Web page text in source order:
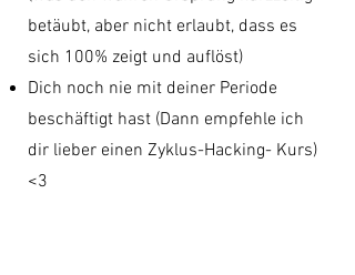
betäubt, aber nicht erlaubt, dass es
sich 100% zeigt und auflöst)
Dich noch nie mit deiner Periode
beschäftigt hast (Dann empfehle ich
dir lieber einen Zyklus-Hacking- Kurs)
<3